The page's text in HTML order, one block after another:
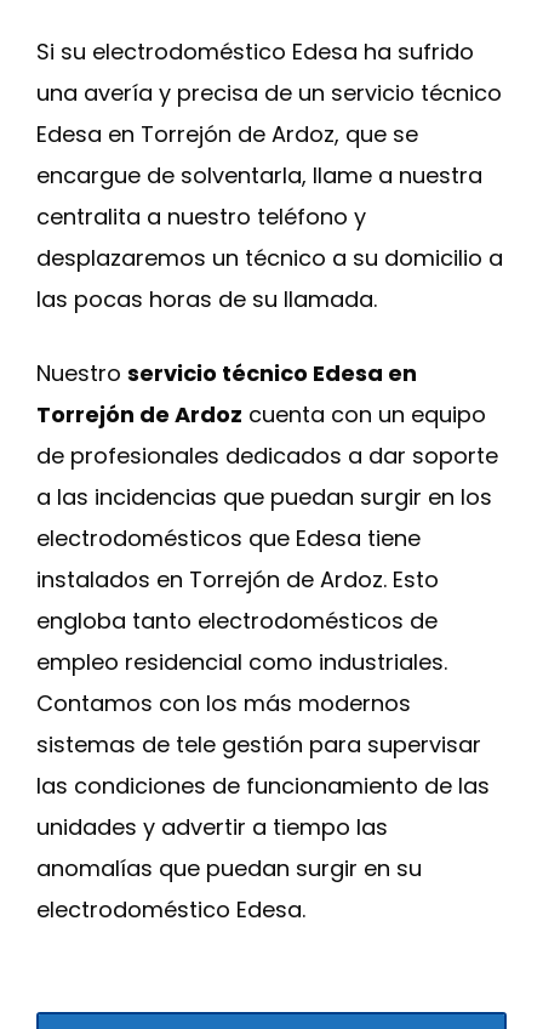
Si su electrodoméstico Edesa ha sufrido
una avería y precisa de un servicio técnico
Edesa en Torrejón de Ardoz, que se
encargue de solventarla, llame a nuestra
centralita a nuestro teléfono y
desplazaremos un técnico a su domicilio a
las pocas horas de su llamada.
Nuestro servicio técnico Edesa en
Torrejón de Ardoz cuenta con un equipo
de profesionales dedicados a dar soporte
a las incidencias que puedan surgir en los
electrodomésticos que Edesa tiene
instalados en Torrejón de Ardoz. Esto
engloba tanto electrodomésticos de
empleo residencial como industriales.
Contamos con los más modernos
sistemas de tele gestión para supervisar
las condiciones de funcionamiento de las
unidades y advertir a tiempo las
anomalías que puedan surgir en su
electrodoméstico Edesa.